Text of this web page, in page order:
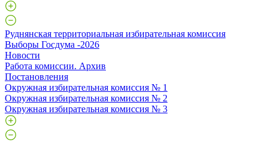
Руднянская территориальная избирательная комиссия
Выборы Госдума -2026
Новости
Работа комиссии. Архив
Постановления
Окружная избирательная комиссия № 1
Окружная избирательная комиссия № 2
Окружная избирательная комиссия № 3